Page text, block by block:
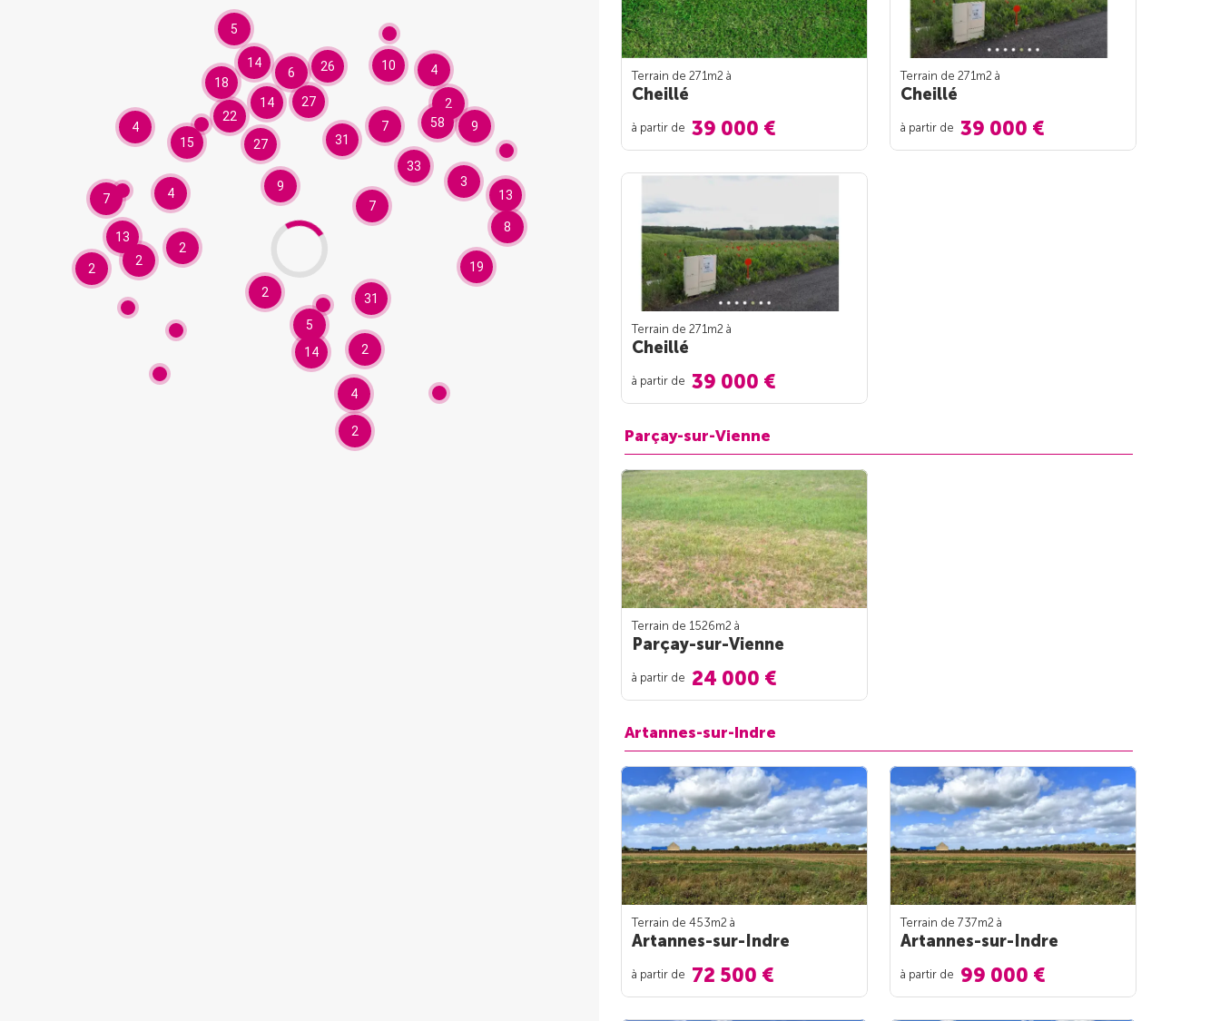
13
27
58
14
18
10
26
27
5
13
31
14 2
31
15
9
9
7
5
33
4 7
2
3
4
14
19
22
6
4
8
7
2
2
2
2
2
4
Terrain de 271m2 à
Cheillé
à partir de 39 000 €
Terrain de 271m2 à
Cheillé
à partir de 39 000 €
Terrain de 271m2 à
Cheillé
à partir de 39 000 €
Parçay-sur-Vienne
Terrain de 1526m2 à
Parçay-sur-Vienne
à partir de 24 000 €
Artannes-sur-Indre
Terrain de 453m2 à
Artannes-sur-Indre
à partir de 72 500 €
Terrain de 737m2 à
Artannes-sur-Indre
à partir de 99 000 €